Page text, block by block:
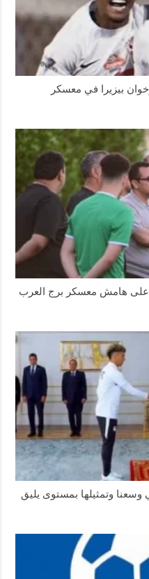
بيزيرا في معسكر
على هامش معسكر برج العرب
وتمثيلها بمستوى يليق